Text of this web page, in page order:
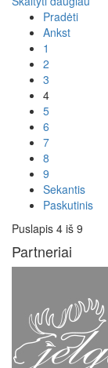
Pradėti
Ankst
1
2
3
4
5
6
7
8
9
Sekantis
Paskutinis
Puslapis 4 iš 9
Partneriai